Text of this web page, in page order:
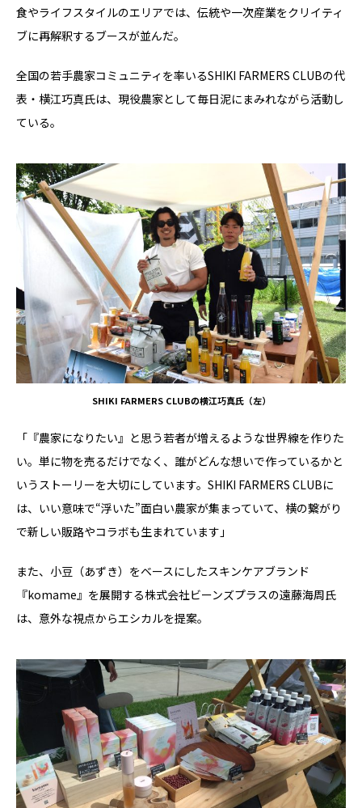
食やライフスタイルのエリアでは、伝統や一次産業をクリイティ
ブに再解釈するブースが並んだ。
全国の若手農家コミュニティを率いるSHIKI FARMERS CLUBの代
表・横江巧真氏は、現役農家として毎日泥にまみれながら活動し
ている。
SHIKI FARMERS CLUBの横江巧真氏（左）
「『農家になりたい』と思う若者が増えるような世界線を作りた
い。単に物を売るだけでなく、誰がどんな想いで作っているかと
いうストーリーを大切にしています。SHIKI FARMERS CLUBに
は、いい意味で“浮いた”面白い農家が集まっていて、横の繋がり
で新しい販路やコラボも生まれています」
また、小豆（あずき）をベースにしたスキンケアブランド
『komame』を展開する株式会社ビーンズプラスの遠藤海周氏
は、意外な視点からエシカルを提案。